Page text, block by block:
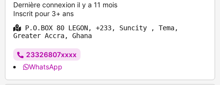
Dernière connexion il y a 11 mois
Inscrit pour 3+ ans
P.O.BOX 80 LEGON, +233, Suncity , Tema,
Greater Accra, Ghana
23326807xxxx
WhatsApp